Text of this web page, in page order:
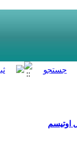
اوتیسم